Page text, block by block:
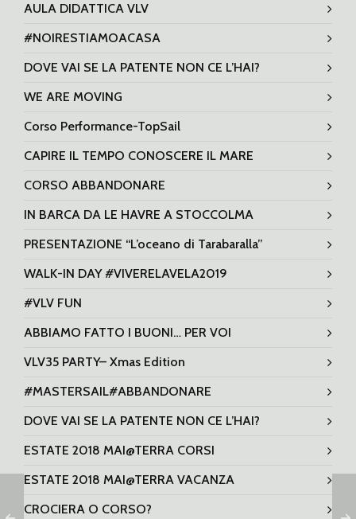
AULA DIDATTICA VLV
#NOIRESTIAMOACASA
DOVE VAI SE LA PATENTE NON CE L’HAI?
WE ARE MOVING
Corso Performance-TopSail
CAPIRE IL TEMPO CONOSCERE IL MARE
CORSO ABBANDONARE
IN BARCA DA LE HAVRE A STOCCOLMA
PRESENTAZIONE “L’oceano di Tarabaralla”
WALK-IN DAY #VIVERELAVELA2019
#VLV FUN
ABBIAMO FATTO I BUONI… PER VOI
VLV35 PARTY– Xmas Edition
#MASTERSAIL#ABBANDONARE
DOVE VAI SE LA PATENTE NON CE L’HAI?
ESTATE 2018 MAI@TERRA CORSI
ESTATE 2018 MAI@TERRA VACANZA
CROCIERA O CORSO?